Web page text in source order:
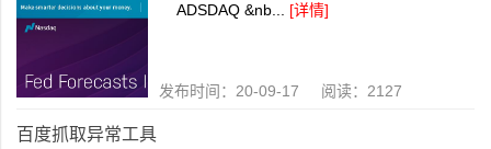
ADSDAQ &nb... [详情]
发布时间：20-09-17 阅读：2127
百度抓取异常工具